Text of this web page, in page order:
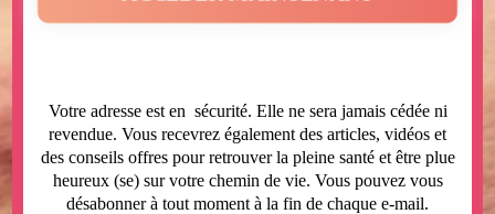
Votre adresse est en sécurité. Elle ne sera jamais cédée ni
revendue. Vous recevrez également des articles, vidéos et
des conseils offres pour retrouver la pleine santé et être plue
heureux (se) sur votre chemin de vie. Vous pouvez vous
désabonner à tout moment à la fin de chaque e-mail.